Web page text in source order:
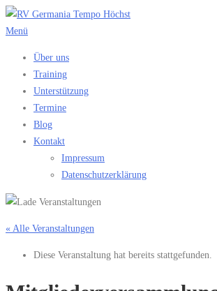
Zum
Inhalt
Menü
Über uns
Training
Unterstützung
Termine
Blog
Kontakt
Impressum
Datenschutzerklärung
« Alle Veranstaltungen
Diese Veranstaltung hat bereits stattgefunden.